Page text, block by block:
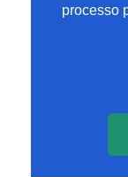
processo